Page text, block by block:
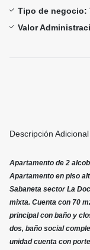
Tipo de negocio:
Valor
Descripción Adicional
Apartamento de 2
Apartamento en piso
Sabaneta sector La
mixta. Cuenta con 70
principal con baño y
dos, baño social
unidad cuenta con